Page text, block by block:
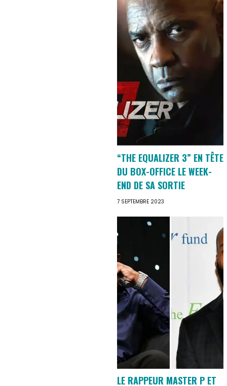
“THE EQUALIZER 3” EN TÊTE
DU BOX-OFFICE LE WEEK-
END DE SA SORTIE
7 SEPTEMBRE 2023
LE RAPPEUR MASTER P ET